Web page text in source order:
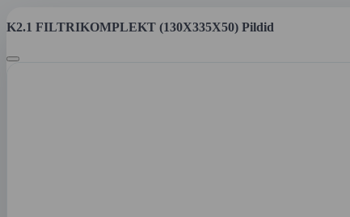
K2.1 FILTRIKOMPLEKT (130X335X50) Pildid